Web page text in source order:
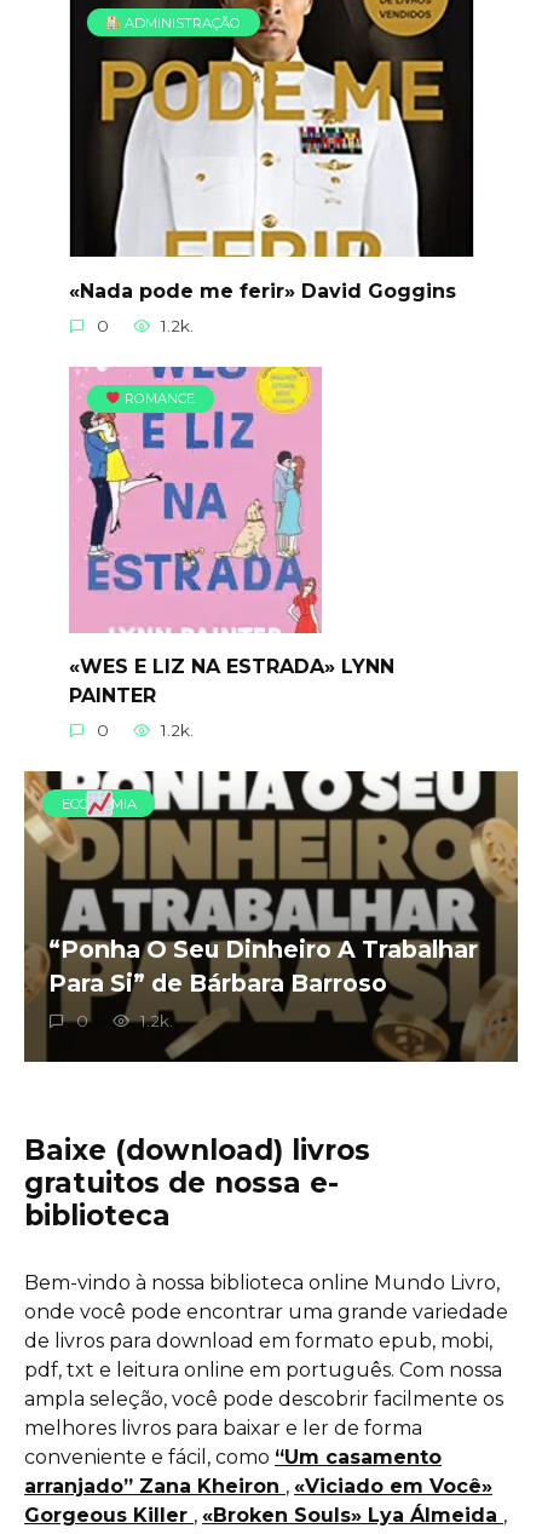
ADMINISTRAÇÃO
«Nada pode me ferir» David Goggins
0 1.2k.
ROMANCE
«WES E LIZ NA ESTRADA» LYNN
PAINTER
0 1.2k.
ECONOMIA
“Ponha O Seu Dinheiro A Trabalhar
Para Si” de Bárbara Barroso
0 1.2k.
Baixe (download) livros
gratuitos de nossa e-
biblioteca
Bem-vindo à nossa biblioteca online Mundo Livro,
onde você pode encontrar uma grande variedade
de livros para download em formato epub, mobi,
pdf, txt e leitura online em português. Com nossa
ampla seleção, você pode descobrir facilmente os
melhores livros para baixar e ler de forma
conveniente e fácil, como “Um casamento
arranjado” Zana Kheiron , «Viciado em Você»
Gorgeous Killer , «Broken Souls» Lya Álmeida ,